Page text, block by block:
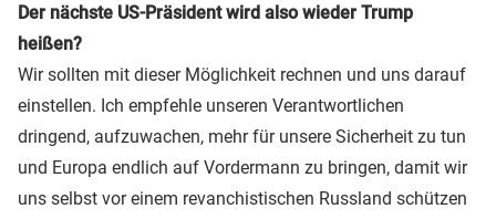
Der nächste US-Präsident wird also wieder Trump
heißen?
Wir sollten mit dieser Möglichkeit rechnen und uns darauf
einstellen. Ich empfehle unseren Verantwortlichen
dringend, aufzuwachen, mehr für unsere Sicherheit zu tun
und Europa endlich auf Vordermann zu bringen, damit wir
uns selbst vor einem revanchistischen Russland schützen